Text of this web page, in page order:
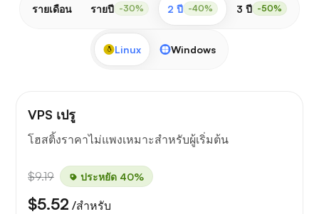
รายเดือน รายปี -30% 2 ปี -40% 3 ปี -50%
Linux Windows
VPS เปรู
โฮสติ้งราคาไม่แพงเหมาะสำหรับผู้เริ่มต้น
$9.19 ประหยัด 40%
$5.52 /สำหรับ